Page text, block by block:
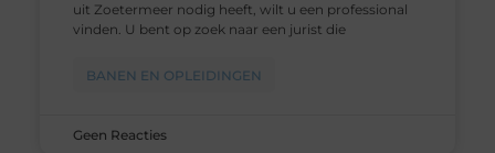
uit Zoetermeer nodig heeft, wilt u een professional
vinden. U bent op zoek naar een jurist die
BANEN EN OPLEIDINGEN
Geen Reacties